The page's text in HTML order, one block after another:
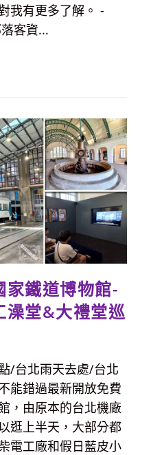
我有更多了解。 -
客資...
家鐵道博物館-
澡堂&大禮堂巡
/台北雨天去處/台北
能錯過最新開放免費
，由原本的台北機廠
逛上半天，大部分都
電工廠和假日藍皮小